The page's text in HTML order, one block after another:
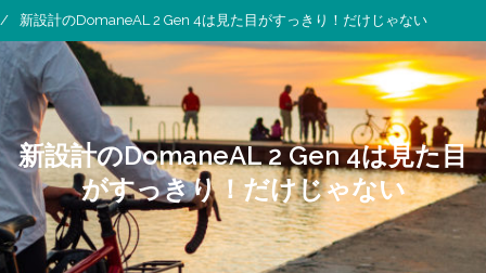
プ
新設計のDomaneAL 2 Gen 4は見た目がすっきり！だけじゃない
新設計のDomaneAL 2 Gen 4は見た目
がすっきり！だけじゃない